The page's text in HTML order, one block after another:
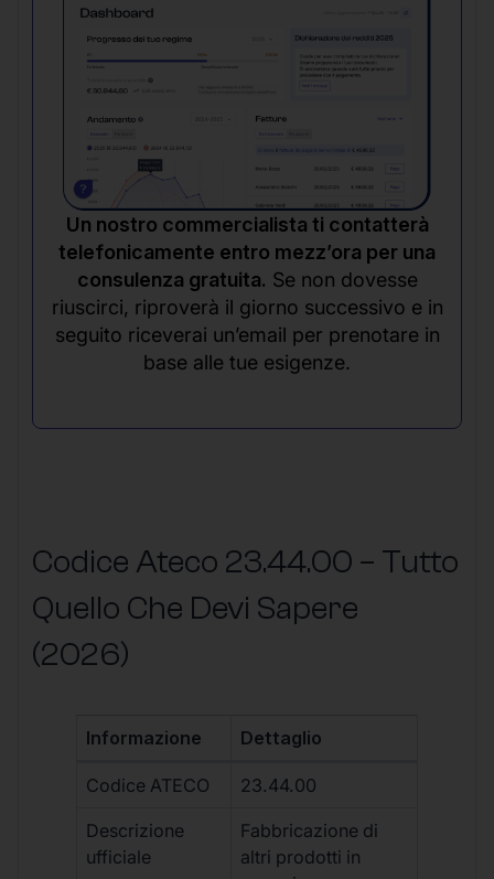
Un nostro commercialista ti contatterà
telefonicamente entro mezz’ora per una
consulenza gratuita. Se non dovesse
riuscirci, riproverà il giorno successivo e in
seguito riceverai un’email per prenotare in
base alle tue esigenze.
Codice Ateco 23.44.00 – Tutto
Quello Che Devi Sapere
(2026)
Informazione Dettaglio
Codice ATECO 23.44.00
Descrizione
ufficiale
Fabbricazione di
altri prodotti in